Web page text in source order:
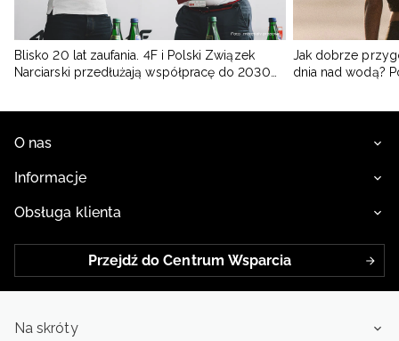
Blisko 20 lat zaufania. 4F i Polski Związek
Narciarski przedłużają współpracę do 2030
Jak dobrze
dnia nad wodą?
O nas
Informacje
Obsługa klienta
Przejdź do Centrum Wsparcia
Na skróty